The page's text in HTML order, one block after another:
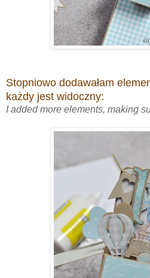
Stopniowo dodawałam
każdy jest widoczny:
I added more elements, making